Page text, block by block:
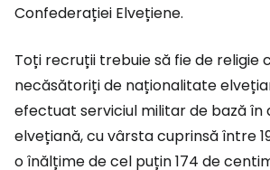
Confederației Elvețiene.
Toți recruții trebuie să fie de religie
necăsătoriți de naționalitate
efectuat serviciul militar de bază în
elvețiană, cu vârsta cuprinsă între
o înălțime de cel puțin 174 de